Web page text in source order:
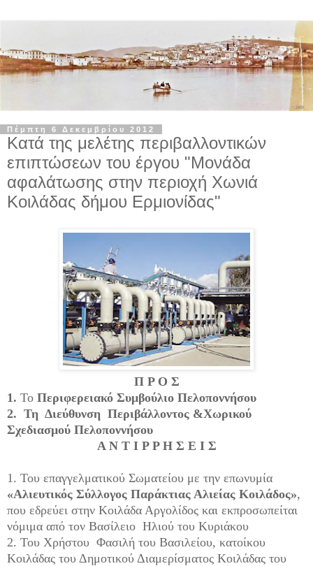
Πέμπτη 6 Δεκεμβρίου 2012
Κατά της μελέτης περιβαλλοντικών
επιπτώσεων του έργου "Μονάδα
αφαλάτωσης στην περιοχή Χωνιά
Κοιλάδας δήμου Ερμιονίδας"
Π Ρ Ο Σ
1. Το Περιφερειακό Συμβούλιο Πελοποννήσου
2. Τη Διεύθυνση Περιβάλλοντος &Χωρικού
Σχεδιασμού Πελοποννήσου
Α Ν Τ Ι Ρ Ρ Η Σ Ε Ι Σ
1. Του επαγγελματικού Σωματείου με την επωνυμία
«Αλιευτικός Σύλλογος Παράκτιας Αλιείας Κοιλάδος»,
που εδρεύει στην Κοιλάδα Αργολίδος και εκπροσωπείται
νόμιμα από τον Βασίλειο Ηλιού του Κυριάκου
2. Του Χρήστου Φασιλή του Βασιλείου, κατοίκου
Κοιλάδας του Δημοτικού Διαμερίσματος Κοιλάδας του